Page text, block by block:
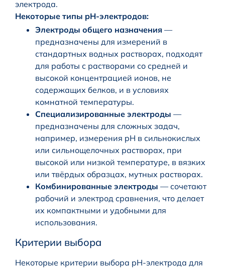
электрода.
Некоторые типы pH-электродов:
Электроды общего назначения —
предназначены для измерений в
стандартных водных растворах, подходят
для работы с растворами со средней и
высокой концентрацией ионов, не
содержащих белков, и в условиях
комнатной температуры.
Специализированные электроды —
предназначены для сложных задач,
например, измерения pH в сильнокислых
или сильнощелочных растворах, при
высокой или низкой температуре, в вязких
или твёрдых образцах, мутных растворах.
Комбинированные электроды — сочетают
рабочий и электрод сравнения, что делает
их компактными и удобными для
использования.
Критерии выбора
Некоторые критерии выбора pH-электрода для